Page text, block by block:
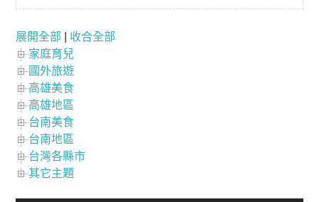
展開全部
收合全部
家庭育兒
國外旅遊
高雄美食
高雄地區
台南美食
台南地區
台灣各縣市
其它主題